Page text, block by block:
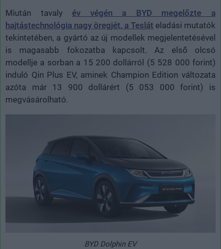
Miután tavaly év végén a BYD megelőzte a
hajtástechnológia nagy öregjét, a Teslát eladási mutatók
tekintetében, a gyártó az új modellek megjelentetésével
is magasabb fokozatba kapcsolt. Az első olcsó
modellje a sorban a 15 200 dollárról (5 528 000 forint)
induló Qin Plus EV, aminek Champion Edition változata
azóta már 13 900 dollárért (5 053 000 forint) is
megvásárolható.
BYD Dolphin EV